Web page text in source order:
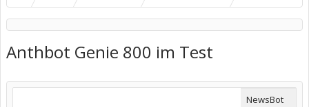
Anthbot Genie 800 im Test
NewsBot